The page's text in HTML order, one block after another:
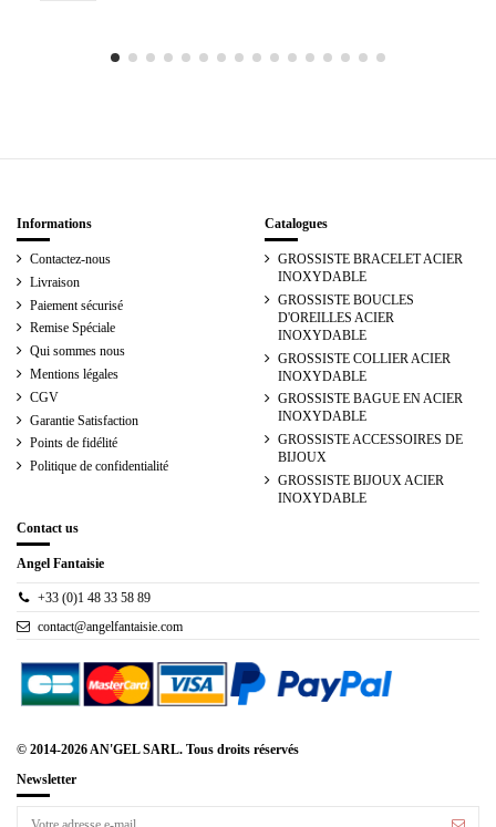
Informations
Contactez-nous
Livraison
Paiement sécurisé
Remise Spéciale
Qui sommes nous
Mentions légales
CGV
Garantie Satisfaction
Points de fidélité
Politique de confidentialité
Catalogues
GROSSISTE BRACELET ACIER
INOXYDABLE
GROSSISTE BOUCLES
D'OREILLES ACIER
INOXYDABLE
GROSSISTE COLLIER ACIER
INOXYDABLE
GROSSISTE BAGUE EN ACIER
INOXYDABLE
GROSSISTE ACCESSOIRES DE
BIJOUX
GROSSISTE BIJOUX ACIER
INOXYDABLE
Contact us
Angel Fantaisie
+33 (0)1 48 33 58 89
contact@angelfantaisie.com
© 2014-2026 AN'GEL SARL. Tous droits réservés
Newsletter